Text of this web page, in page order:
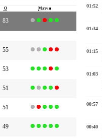
О Матчи
83
55
53
51
51
49
01:52
01:34
01:15
01:03
00:57
00:40